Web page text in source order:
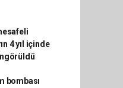
4 yıl içinde
bombası